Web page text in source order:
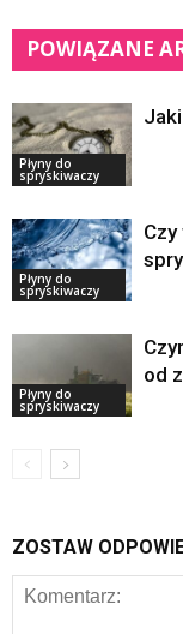
POWIĄZANE
Płyny do
spryskiwaczy
Płyny do
spryskiwaczy
Płyny do
spryskiwaczy
od
ZOSTAW